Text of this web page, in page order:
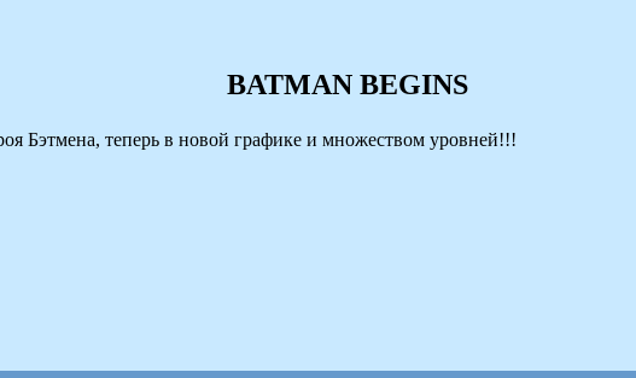
BATMAN BEGINS
Бэтмена, теперь в новой графике и множеством уровней!!!